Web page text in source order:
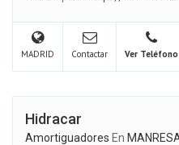
MADRID Contactar Ver Teléfono
Hidracar
Amortiguadores En